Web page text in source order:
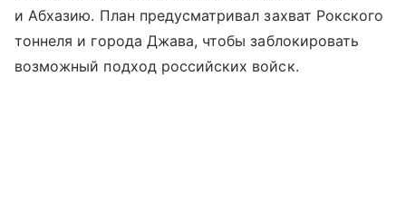
и Абхазию. План предусматривал захват Рокского
тоннеля и города Джава, чтобы заблокировать
возможный подход российских войск.